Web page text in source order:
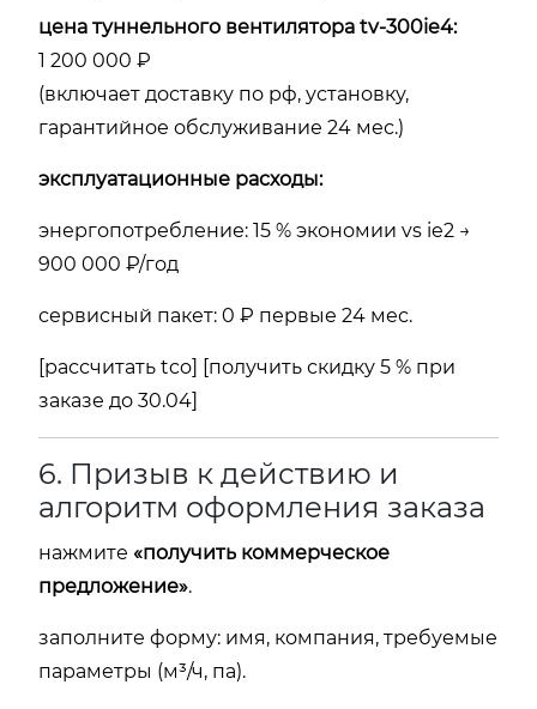
цена туннельного вентилятора tv-300ie4:
1 200 000 ₽
(включает доставку по рф, установку,
гарантийное обслуживание 24 мес.)
эксплуатационные расходы:
энергопотребление: 15 % экономии vs ie2 →
900 000 ₽/год
сервисный пакет: 0 ₽ первые 24 мес.
[рассчитать tco] [получить скидку 5 % при
заказе до 30.04]
6. Призыв к действию и
алгоритм оформления заказа
нажмите «получить коммерческое
предложение».
заполните форму: имя, компания, требуемые
параметры (м³/ч, па).